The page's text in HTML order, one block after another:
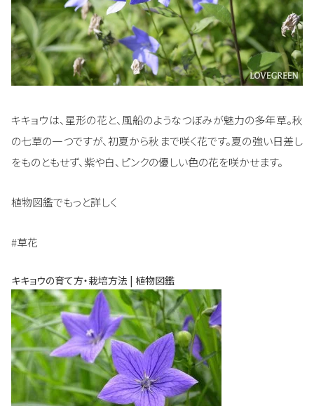
キキョウは、星形の花と、風船のようなつぼみが魅力の多年草。秋
の七草の一つですが、初夏から秋まで咲く花です。夏の強い日差し
をものともせず、紫や白、ピンクの優しい色の花を咲かせます。
植物図鑑でもっと詳しく
#草花
キキョウの育て方・栽培方法 | 植物図鑑